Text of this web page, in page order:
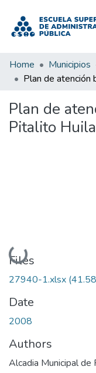
Home Municipios
Plan de
Pitalito
Loading...
Files
27940-1.xlsx
Date
2008
Authors
Alcadia Municipal de